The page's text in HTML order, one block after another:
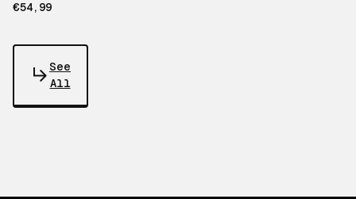
€54,99
See
All